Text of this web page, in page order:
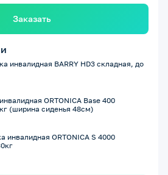
Заказать
инвалидная BARRY HD3 складная, до
ORTONICA Base 400
(ширина сиденья 48см)
инвалидная ORTONICA S 4000